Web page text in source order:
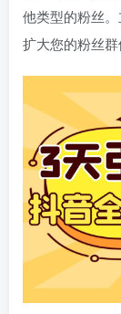
他类型的粉丝
扩大您的粉丝群